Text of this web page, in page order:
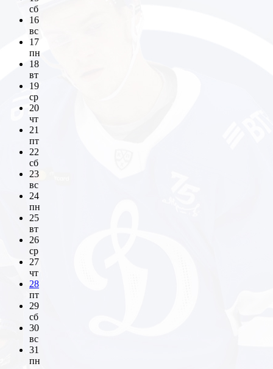
сб
16
вс
17
пн
18
вт
19
ср
20
чт
21
пт
22
сб
23
вс
24
пн
25
вт
26
ср
27
чт
28
пт
29
сб
30
вс
31
пн